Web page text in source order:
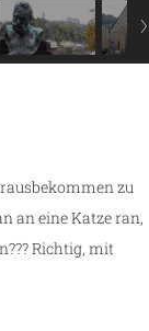
zu
an eine Katze ran,
Richtig, mit